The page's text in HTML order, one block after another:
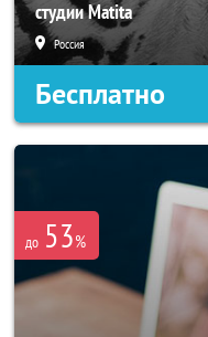
студии Matita
Россия
Бесплатно
до 53%